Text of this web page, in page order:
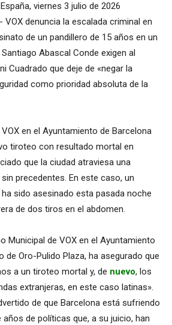
viernes 3 julio de 2026
VOX denuncia la escalada criminal en
de un pandillero de 15 años en un
Abascal Conde exigen al
Cuadrado que deje de «negar la
como prioridad absoluta de la
en el Ayuntamiento de Barcelona
tiroteo con resultado mortal en
que la ciudad atraviesa una
precedentes. En este caso, un
sido asesinado esta pasada noche
de dos tiros en el abdomen.
Municipal de VOX en el Ayuntamiento
de Oro-Pulido Plaza, ha asegurado que
a un tiroteo mortal y, de nuevo, los
extranjeras, en este caso latinas».
de que Barcelona está sufriendo
de políticas que, a su juicio, han